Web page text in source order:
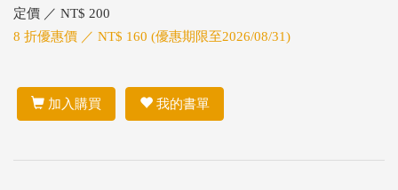
定價 ／ NT$ 200
8 折優惠價 ／ NT$ 160 (優惠期限至2026/08/31)
加入購買 我的書單